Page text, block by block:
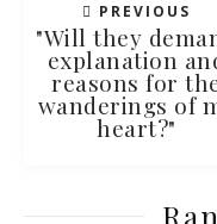
PREVIOUS
"Will they
explanation
reasons for
wanderings of
heart?"